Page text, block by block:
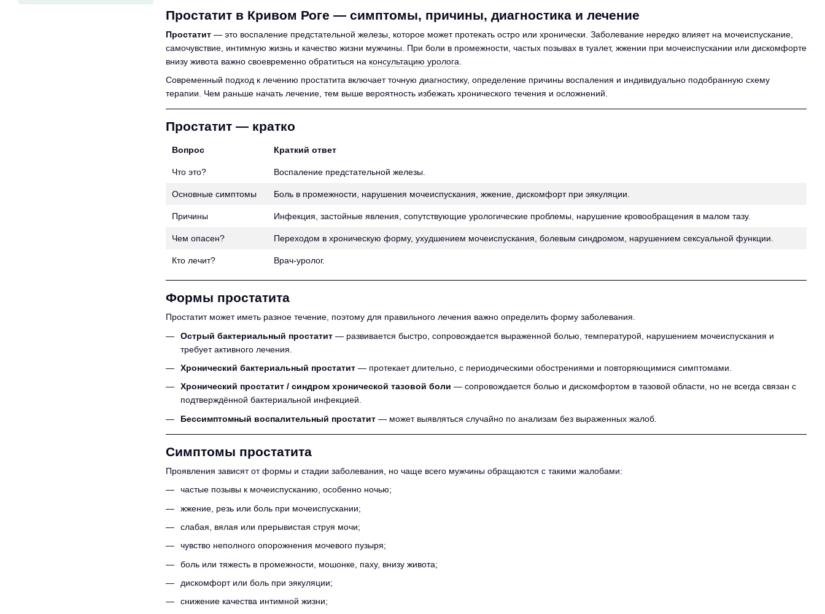
Простатит в Кривом Роге — симптомы, причины, диагностика и лечение
Простатит — это воспаление предстательной железы, которое может протекать остро или хронически. Заболевание нередко влияет на мочеиспускание,
самочувствие, интимную жизнь и качество жизни мужчины. При боли в промежности, частых позывах в туалет, жжении при мочеиспускании или дискомфорте
внизу живота важно своевременно обратиться на консультацию уролога
Современный подход к лечению простатита включает точную диагностику, определение причины воспаления и индивидуально подобранную схему
терапии. Чем раньше начать лечение, тем выше вероятность избежать хронического течения и осложнений.
Простатит — кратко
Вопрос Краткий ответ
Что это? Воспаление предстательной железы.
Основные симптомы Боль в промежности, нарушения мочеиспускания, жжение, дискомфорт при эякуляции.
Причины Инфекция, застойные явления, сопутствующие урологические проблемы, нарушение кровообращения в малом тазу.
Чем опасен? Переходом в хроническую форму, ухудшением мочеиспускания, болевым синдромом, нарушением сексуальной функции.
Кто лечит? Врач-уролог.
Формы простатита
Простатит может иметь разное течение, поэтому для правильного лечения важно определить форму заболевания.
Острый бактериальный простатит — развивается быстро, сопровождается выраженной болью, температурой, нарушением мочеиспускания и
требует активного лечения.
Хронический бактериальный простатит — протекает длительно, с периодическими обострениями и повторяющимися симптомами.
Хронический простатит / синдром хронической тазовой боли — сопровождается болью и дискомфортом в тазовой области, но не всегда связан с
подтверждённой бактериальной инфекцией.
Бессимптомный воспалительный простатит — может выявляться случайно по анализам без выраженных жалоб.
Симптомы простатита
Проявления зависят от формы и стадии заболевания, но чаще всего мужчины обращаются с такими жалобами:
частые позывы к мочеиспусканию, особенно ночью;
жжение, резь или боль при мочеиспускании;
слабая, вялая или прерывистая струя мочи;
чувство неполного опорожнения мочевого пузыря;
боль или тяжесть в промежности, мошонке, паху, внизу живота;
дискомфорт или боль при эякуляции;
снижение качества интимной жизни;